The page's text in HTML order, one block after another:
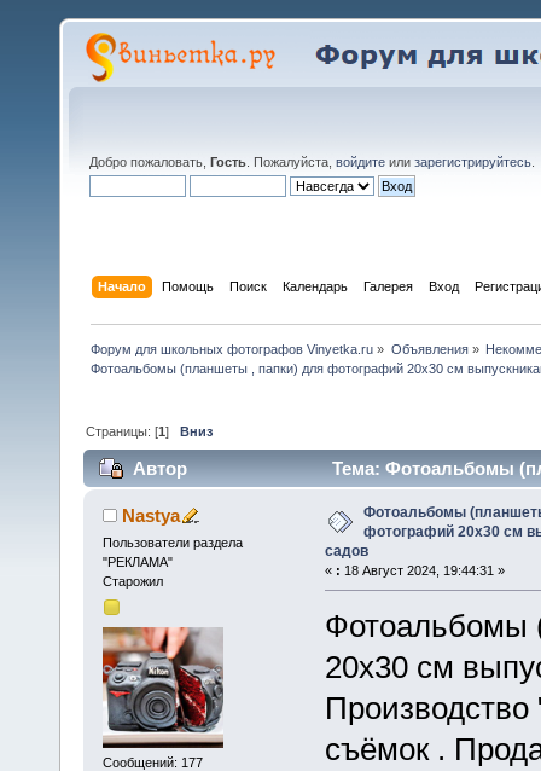
Добро пожаловать, Гость . Пожалуйста, войдите или зарегистрируйтесь
Начало Помощь Поиск Календарь Галерея Вход
Форум для школьных фотографов Vinyetka.ru » Объявления»
Фотоальбомы (планшеты , папки) для фотографий 20х30 см
Страницы: [1]Вниз
Автор
Тема: Фотоальбомы
детских садов (Прочитано 11439 раз)
Nastya
Пользователи раздела
"РЕКЛАМА"
Старожил
Сообщений: 177
Фотоальбомы
фотографий 20х30 см
садов
« : 18 Август 2024, 19:44:31 »
Фотоальбомы
20х30 см
съёмок .